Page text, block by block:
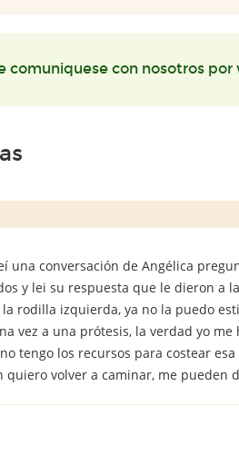
comuniquese con nosotros por
una conversación de Angélica
y lei su respuesta que le dieron a
rodilla izquierda, ya no la puedo
vez a una prótesis, la verdad yo
tengo los recursos para costear
quiero volver a caminar, me pueden